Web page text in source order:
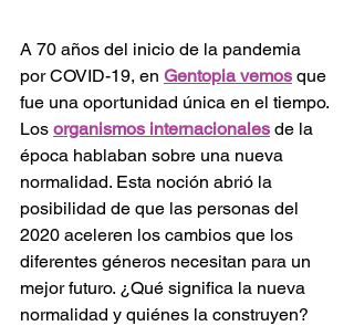
A 70 años del inicio de la pandemia
por COVID-19, en Gentopia vemos que
fue una oportunidad única en el tiempo.
Los organismos internacionales de la
época hablaban sobre una nueva
normalidad. Esta noción abrió la
posibilidad de que las personas del
2020 aceleren los cambios que los
diferentes géneros necesitan para un
mejor futuro. ¿Qué significa la nueva
normalidad y quiénes la construyen?